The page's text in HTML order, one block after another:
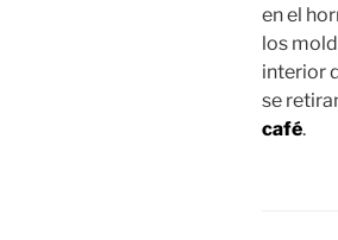
en el
los
interior
se
café.